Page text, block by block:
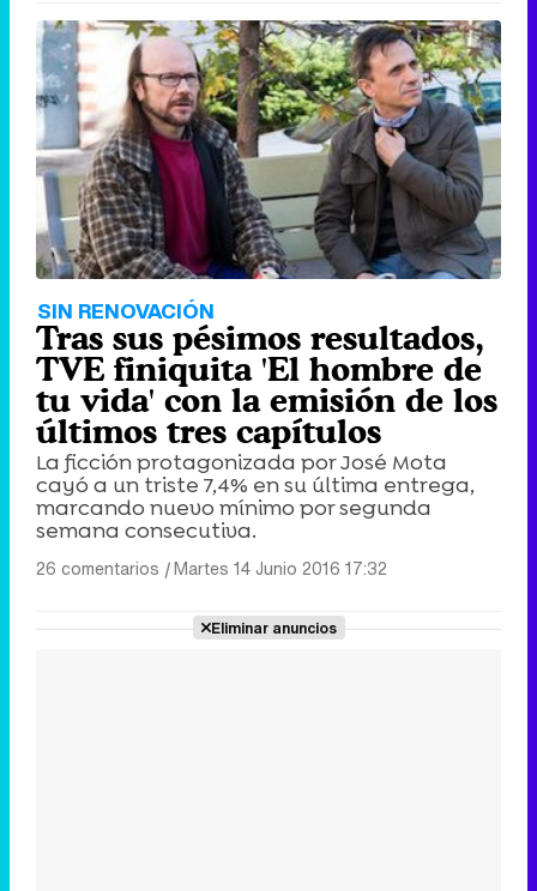
SIN RENOVACIÓN
Tras sus pésimos resultados,
TVE finiquita 'El hombre de
tu vida' con la emisión de los
últimos tres capítulos
La ficción protagonizada por José Mota
cayó a un triste 7,4% en su última entrega,
marcando nuevo mínimo por segunda
semana consecutiva.
26 comentarios |Martes 14 Junio 2016 17:32
Eliminar anuncios